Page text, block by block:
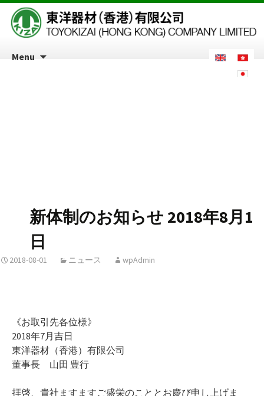
Menu
新体制のお知らせ 2018年8月1
日
2018-08-01 ニュース wpAdmin
《お取引先各位様》
2018年7月吉日
東洋器材（香港）有限公司
董事長 山田 豊行
拝啓、貴社ますますご盛栄のこととお慶び申し上げま